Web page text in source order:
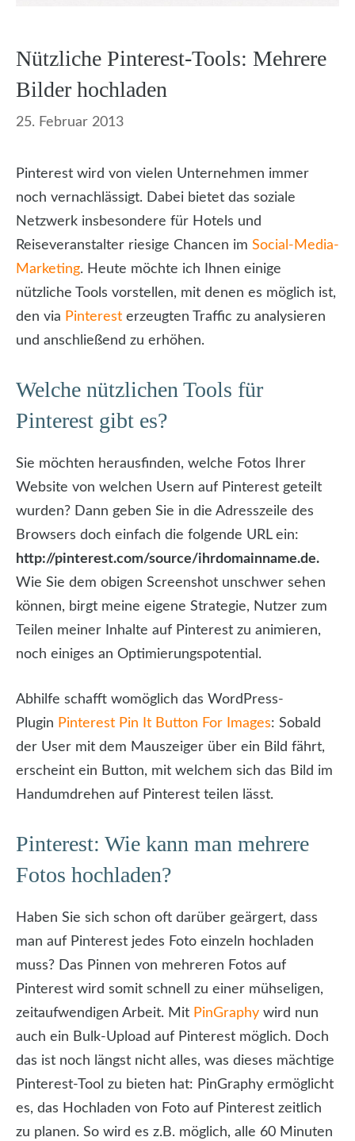
Nützliche Pinterest-Tools: Mehrere
Bilder hochladen
25. Februar 2013
Pinterest wird von vielen Unternehmen immer
noch vernachlässigt. Dabei bietet das soziale
Netzwerk insbesondere für Hotels und
Reiseveranstalter riesige Chancen im Social-Media-
Marketing. Heute möchte ich Ihnen einige
nützliche Tools vorstellen, mit denen es möglich ist,
den via Pinterest erzeugten Traffic zu analysieren
und anschließend zu erhöhen.
Welche nützlichen Tools für
Pinterest gibt es?
Sie möchten herausfinden, welche Fotos Ihrer
Website von welchen Usern auf Pinterest geteilt
wurden? Dann geben Sie in die Adresszeile des
Browsers doch einfach die folgende URL ein:
http://pinterest.com/source/ihrdomainname.de.
Wie Sie dem obigen Screenshot unschwer sehen
können, birgt meine eigene Strategie, Nutzer zum
Teilen meiner Inhalte auf Pinterest zu animieren,
noch einiges an Optimierungspotential.
Abhilfe schafft womöglich das WordPress-
Plugin Pinterest Pin It Button For Images: Sobald
der User mit dem Mauszeiger über ein Bild fährt,
erscheint ein Button, mit welchem sich das Bild im
Handumdrehen auf Pinterest teilen lässt.
Pinterest: Wie kann man mehrere
Fotos hochladen?
Haben Sie sich schon oft darüber geärgert, dass
man auf Pinterest jedes Foto einzeln hochladen
muss? Das Pinnen von mehreren Fotos auf
Pinterest wird somit schnell zu einer mühseligen,
zeitaufwendigen Arbeit. Mit PinGraphy wird nun
auch ein Bulk-Upload auf Pinterest möglich. Doch
das ist noch längst nicht alles, was dieses mächtige
Pinterest-Tool zu bieten hat: PinGraphy ermöglicht
es, das Hochladen von Foto auf Pinterest zeitlich
zu planen. So wird es z.B. möglich, alle 60 Minuten